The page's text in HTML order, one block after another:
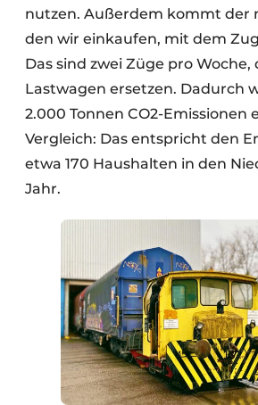
nutzen. Außerdem kommt der
den wir einkaufen, mit dem
Das sind zwei Züge pro Woche,
Lastwagen ersetzen. Dadurch
2.000 Tonnen CO2-Emissionen
Vergleich: Das entspricht den
etwa 170 Haushalten in den
Jahr.